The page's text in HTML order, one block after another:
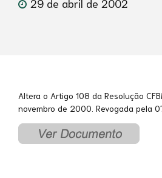
29 de abril de 2002
Altera o Artigo 108 da Resolução
novembro de 2000. Revogada pela